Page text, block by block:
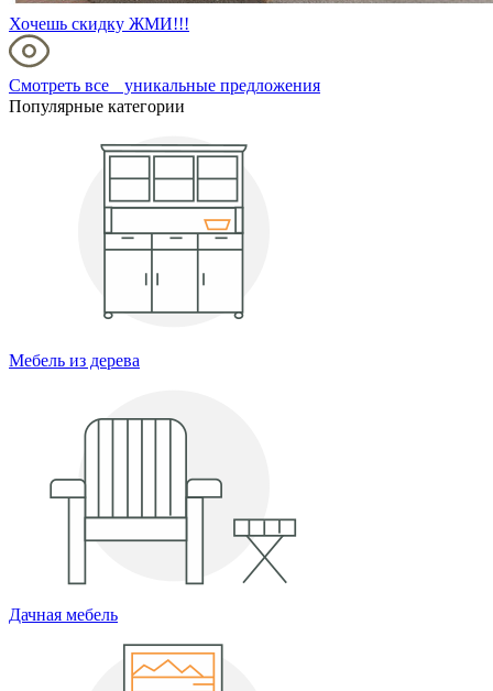
Хочешь скидку ЖМИ!!!
Смотреть все уникальные предложения
Популярные категории
Мебель из дерева
Дачная мебель